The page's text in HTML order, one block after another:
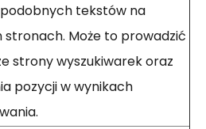
tekstów na
stronach. Może to prowadzić
strony wyszukiwarek oraz
pozycji w wynikach